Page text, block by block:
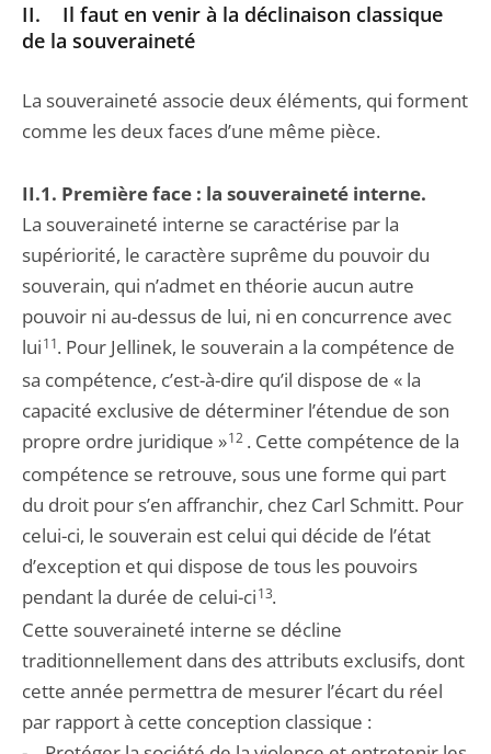
II. Il faut en venir à la déclinaison classique
de la souveraineté
La souveraineté associe deux éléments, qui forment
comme les deux faces d’une même pièce.
II.1. Première face : la souveraineté interne.
La souveraineté interne se caractérise par la
supériorité, le caractère suprême du pouvoir du
souverain, qui n’admet en théorie aucun autre
pouvoir ni au-dessus de lui, ni en concurrence avec
lui11. Pour Jellinek, le souverain a la compétence de
sa compétence, c’est-à-dire qu’il dispose de « la
capacité exclusive de déterminer l’étendue de son
propre ordre juridique »12. Cette compétence de la
compétence se retrouve, sous une forme qui part
du droit pour s’en affranchir, chez Carl Schmitt. Pour
celui-ci, le souverain est celui qui décide de l’état
d’exception et qui dispose de tous les pouvoirs
pendant la durée de celui-ci13.
Cette souveraineté interne se décline
traditionnellement dans des attributs exclusifs, dont
cette année permettra de mesurer l’écart du réel
par rapport à cette conception classique :